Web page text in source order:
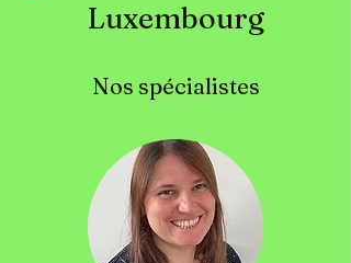
Luxembourg
Nos spécialistes